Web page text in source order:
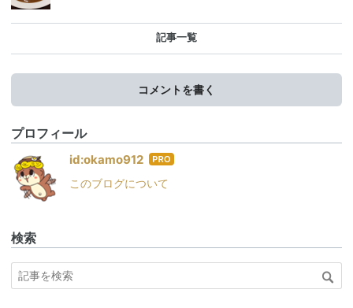
記事一覧
コメントを書く
プロフィール
id:okamo912 はて
ログ
このブログについて
検索